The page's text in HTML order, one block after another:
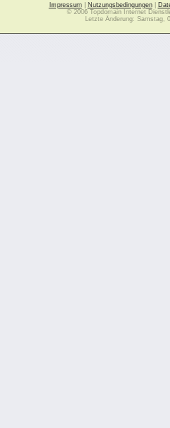
Impressum
Nutzungsbedingungen|
© 2006 Topdomain Internet
Letzte Änderung: Samstag,